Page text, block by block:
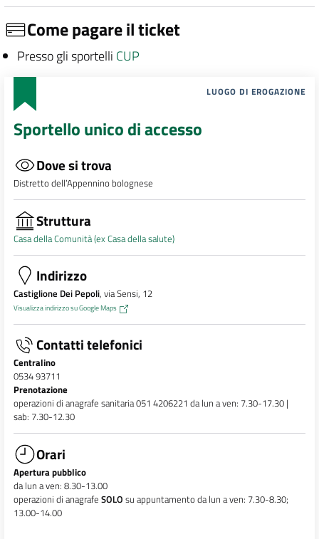
Come pagare il ticket
Presso gli sportelli CUP
LUOGO DI EROGAZIONE
Sportello unico di accesso
Dove si trova
Distretto dell’Appennino bolognese
Struttura
Casa della Comunità (ex Casa della salute)
Indirizzo
Castiglione Dei Pepoli, via Sensi, 12
Visualizza indirizzo su Google Maps
Contatti telefonici
Centralino
0534 93711
Prenotazione
operazioni di anagrafe sanitaria 051 4206221 da lun a ven: 7.30-17.30 |
sab: 7.30-12.30
Orari
Apertura pubblico
da lun a ven: 8.30-13.00
operazioni di anagrafe SOLO su appuntamento da lun a ven: 7.30-8.30;
13.00-14.00